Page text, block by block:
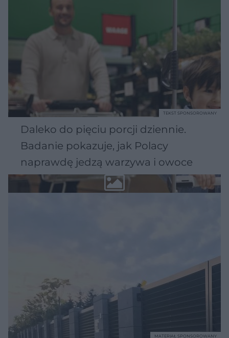
Daleko do pięciu porcji dziennie.
Badanie pokazuje, jak Polacy
naprawdę jedzą warzywa i owoce
TEKST SPONSOROWANY
MATERIAŁ SPONSOROWANY